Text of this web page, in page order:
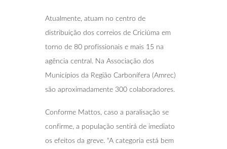
Atualmente, atuam no centro de
distribuição dos correios de Criciúma em
torno de 80 profissionais e mais 15 na
agência central. Na Associação dos
Municípios da Região Carbonífera (Amrec)
são aproximadamente 300 colaboradores.
Conforme Mattos, caso a paralisação se
confirme, a população sentirá de imediato
os efeitos da greve. “A categoria está bem